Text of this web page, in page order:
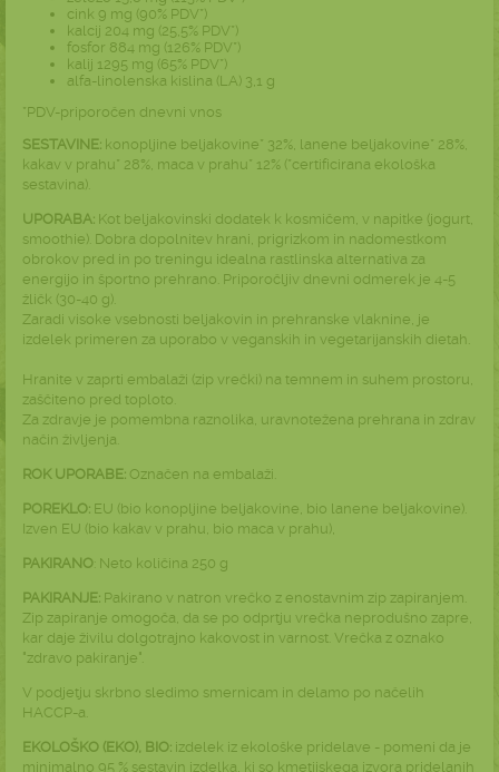
cink 9 mg (90% PDV*)
kalcij 204 mg (25,5% PDV*)
fosfor 884 mg (126% PDV*)
kalij 1295 mg (65% PDV*)
alfa-linolenska kislina (LA) 3,1 g
*PDV-priporočen dnevni vnos
SESTAVINE: konopljine beljakovine* 32%, lanene beljakovine* 28%,
kakav v prahu* 28%, maca v prahu* 12% (*certificirana ekološka
sestavina).
UPORABA: Kot beljakovinski dodatek k kosmičem, v napitke (jogurt,
smoothie). Dobra dopolnitev hrani, prigrizkom in nadomestkom
obrokov pred in po treningu idealna rastlinska alternativa za
energijo in športno prehrano. Priporočljiv dnevni odmerek je 4-5
žličk (30-40 g).
Zaradi visoke vsebnosti beljakovin in prehranske vlaknine, je
izdelek primeren za uporabo v veganskih in vegetarijanskih dietah.
Hranite v zaprti embalaži (zip vrečki) na temnem in suhem prostoru,
zaščiteno pred toploto.
Za zdravje je pomembna raznolika, uravnotežena prehrana in zdrav
način življenja.
ROK UPORABE: Označen na embalaži.
POREKLO: EU (bio konopljine beljakovine, bio lanene beljakovine).
Izven EU (bio kakav v prahu, bio maca v prahu),
PAKIRANO : Neto količina 250 g
PAKIRANJE: Pakirano v natron vrečko z enostavnim zip zapiranjem.
Zip zapiranje omogoča, da se po odprtju vrečka neprodušno zapre,
kar daje živilu dolgotrajno kakovost in varnost. Vrečka z oznako
"zdravo pakiranje".
V podjetju skrbno sledimo smernicam in delamo po načelih
HACCP-a.
EKOLOŠKO (EKO), BIO: izdelek iz ekološke pridelave - pomeni da je
minimalno 95 % sestavin izdelka, ki so kmetijskega izvora pridelanih